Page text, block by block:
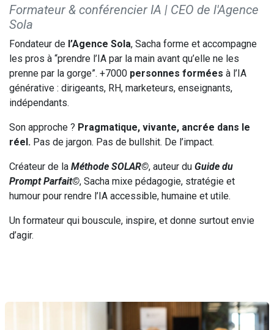
Formateur & conférencier IA | CEO de l'Agence
Sola
Fondateur de l’Agence Sola, Sacha forme et accompagne
les pros à “prendre l’IA par la main avant qu’elle ne les
prenne par la gorge”. +7000 personnes formées à l’IA
générative : dirigeants, RH, marketeurs, enseignants,
indépendants.
Son approche ? Pragmatique, vivante, ancrée dans le
réel. Pas de jargon. Pas de bullshit. De l’impact.
Créateur de la Méthode SOLAR©, auteur du Guide du
Prompt Parfait©, Sacha mixe pédagogie, stratégie et
humour pour rendre l’IA accessible, humaine et utile.
Un formateur qui bouscule, inspire, et donne surtout envie
d’agir.